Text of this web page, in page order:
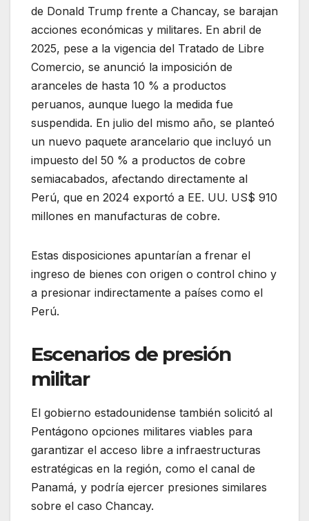
de Donald Trump frente a Chancay, se barajan
acciones económicas y militares. En abril de
2025, pese a la vigencia del Tratado de Libre
Comercio, se anunció la imposición de
aranceles de hasta 10 % a productos
peruanos, aunque luego la medida fue
suspendida. En julio del mismo año, se planteó
un nuevo paquete arancelario que incluyó un
impuesto del 50 % a productos de cobre
semiacabados, afectando directamente al
Perú, que en 2024 exportó a EE. UU. US$ 910
millones en manufacturas de cobre.
Estas disposiciones apuntarían a frenar el
ingreso de bienes con origen o control chino y
a presionar indirectamente a países como el
Perú.
Escenarios de presión
militar
El gobierno estadounidense también solicitó al
Pentágono opciones militares viables para
garantizar el acceso libre a infraestructuras
estratégicas en la región, como el canal de
Panamá, y podría ejercer presiones similares
sobre el caso Chancay.